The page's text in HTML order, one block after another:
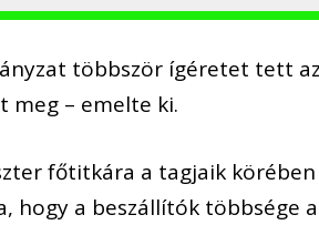
többször ígéretet tett
meg – emelte ki.
főtitkára a tagjaik
hogy a beszállítók többsége